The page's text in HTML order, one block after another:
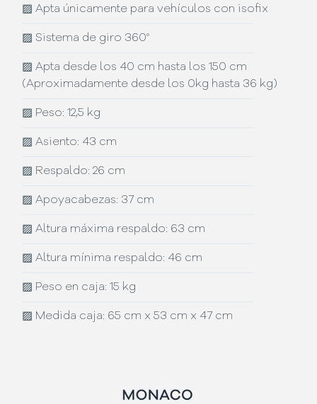
▨Apta únicamente para vehículos con isofix
▨ Sistema de giro 360°
▨Apta desde los 40 cm hasta los 150 cm
(Aproximadamente desde los 0kg hasta 36 kg)
▨ Peso: 12,5 kg
▨Asiento: 43 cm
▨ Respaldo: 26 cm
▨Apoyacabezas: 37 cm
▨Altura máxima respaldo: 63 cm
▨Altura mínima respaldo: 46 cm
▨ Peso en caja: 15 kg
▨ Medida caja: 65 cm x 53 cm x 47 cm